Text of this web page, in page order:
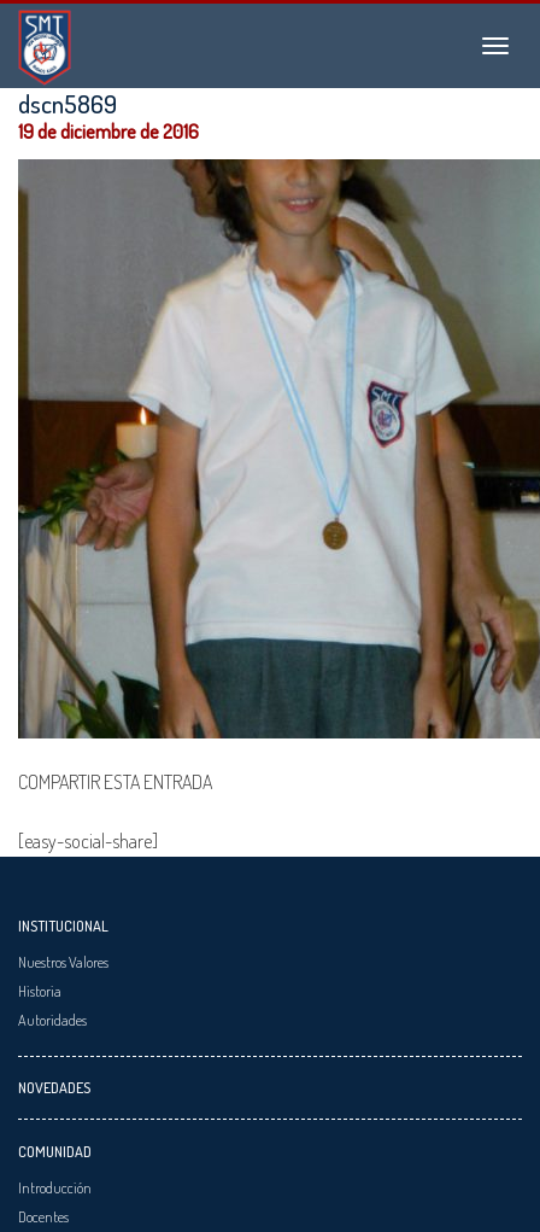
Menu
Instituto
San
Martín
de
dscn5869
19 de diciembre de 2016
COMPARTIR ESTA ENTRADA
[easy-social-share]
INSTITUCIONAL
Nuestros Valores
Historia
Autoridades
NOVEDADES
COMUNIDAD
Introducción
Docentes